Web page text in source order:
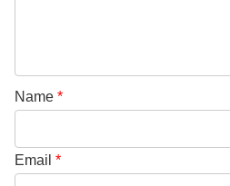
Name *
Email *